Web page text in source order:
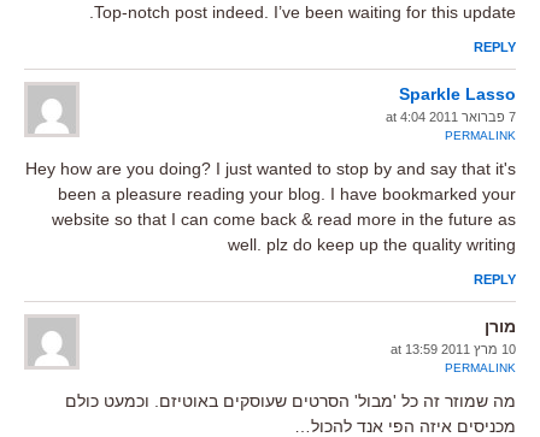
Top-notch post indeed. I’ve been waiting for this update.
REPLY
Sparkle Lasso
7 פברואר 2011 at 4:04
PERMALINK
Hey how are you doing? I just wanted to stop by and say that it's
been a pleasure reading your blog. I have bookmarked your
website so that I can come back & read more in the future as
well. plz do keep up the quality writing
REPLY
מורן
10 מרץ 2011 at 13:59
PERMALINK
מה שמוזר זה כל 'מבול' הסרטים שעוסקים באוטיזם. וכמעט כולם
מכניסים איזה הפי אנד להכול…